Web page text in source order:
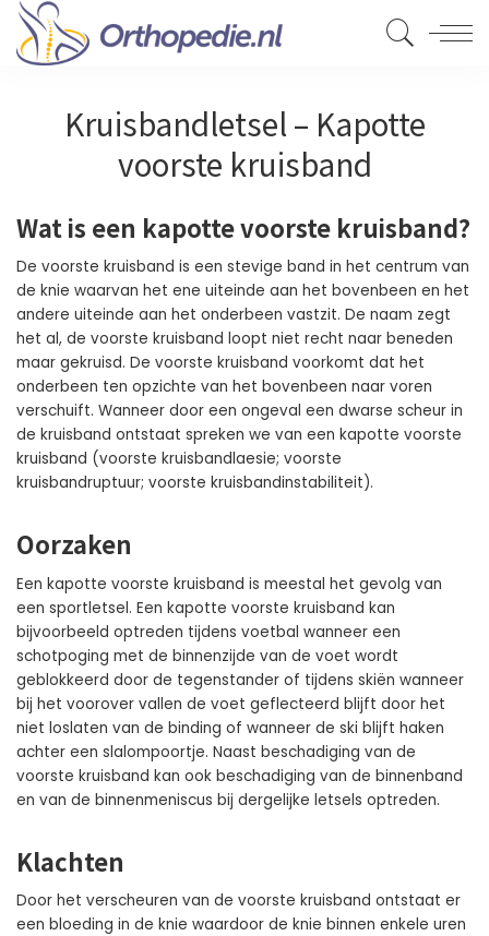
Kruisbandletsel – Kapotte
voorste kruisband
Wat is een kapotte voorste kruisband?
De voorste kruisband is een stevige band in het centrum van
de knie waarvan het ene uiteinde aan het bovenbeen en het
andere uiteinde aan het onderbeen vastzit. De naam zegt
het al, de voorste kruisband loopt niet recht naar beneden
maar gekruisd. De voorste kruisband voorkomt dat het
onderbeen ten opzichte van het bovenbeen naar voren
verschuift. Wanneer door een ongeval een dwarse scheur in
de kruisband ontstaat spreken we van een kapotte voorste
kruisband (voorste kruisbandlaesie; voorste
kruisbandruptuur; voorste kruisbandinstabiliteit).
Oorzaken
Een kapotte voorste kruisband is meestal het gevolg van
een sportletsel. Een kapotte voorste kruisband kan
bijvoorbeeld optreden tijdens voetbal wanneer een
schotpoging met de binnenzijde van de voet wordt
geblokkeerd door de tegenstander of tijdens skiën wanneer
bij het voorover vallen de voet geflecteerd blijft door het
niet loslaten van de binding of wanneer de ski blijft haken
achter een slalompoortje. Naast beschadiging van de
voorste kruisband kan ook beschadiging van de binnenband
en van de binnenmeniscus bij dergelijke letsels optreden.
Klachten
Door het verscheuren van de voorste kruisband ontstaat er
een bloeding in de knie waardoor de knie binnen enkele uren